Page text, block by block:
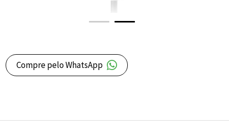
Compre pelo WhatsApp